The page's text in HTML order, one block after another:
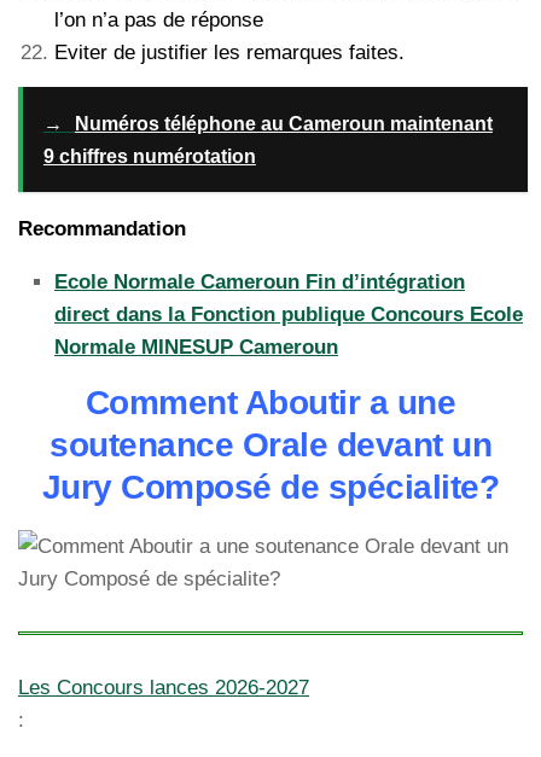
l’on n’a pas de réponse
Eviter de justifier les remarques faites.
→
Numéros téléphone au Cameroun maintenant
9 chiffres numérotation
Recommandation
Ecole Normale Cameroun Fin d’intégration
direct dans la Fonction publique Concours Ecole
Normale MINESUP Cameroun
Comment Aboutir a une
soutenance Orale devant un
Jury Composé de spécialite?
Les Concours lances 2026-2027
: